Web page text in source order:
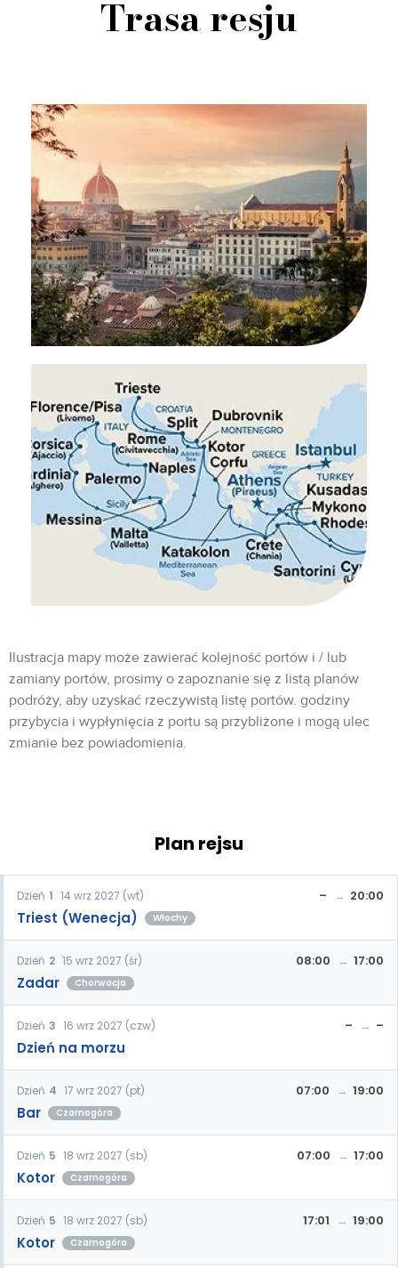
Trasa resju
Ilustracja mapy może zawierać kolejność portów i / lub
zamiany portów, prosimy o zapoznanie się z listą planów
podróży, aby uzyskać rzeczywistą listę portów. godziny
przybycia i wypłynięcia z portu są przybliżone i mogą ulec
zmianie bez powiadomienia.
Plan rejsu
Dzień 1 14 wrz 2027 (wt)
Triest (Wenecja) Włochy
– 20:00
Dzień 2 15 wrz 2027 (śr)
Zadar Chorwacja
08:00 17:00
Dzień 3 16 wrz 2027 (czw)
Dzień na morzu
– –
Dzień 4 17 wrz 2027 (pt)
Bar Czarnogóra
07:00 19:00
Dzień 5 18 wrz 2027 (sb)
Kotor Czarnogóra
07:00 17:00
Dzień 5 18 wrz 2027 (sb)
Kotor Czarnogóra
17:01 19:00